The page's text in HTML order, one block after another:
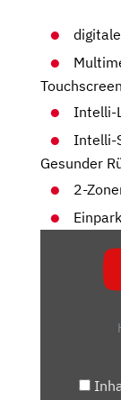
Touchscreen
Intelli-
Intelli-
Gesunder
2-
GRANDLAND
NEUEN